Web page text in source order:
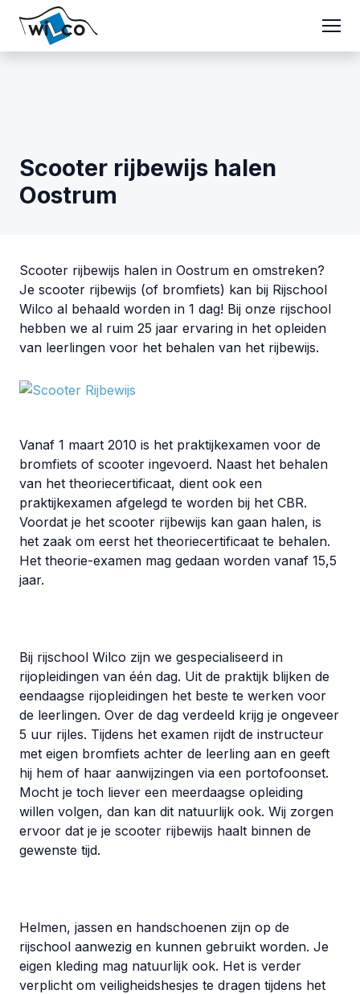
Scooter rijbewijs halen
Oostrum
Scooter rijbewijs halen in Oostrum en omstreken?
Je scooter rijbewijs (of bromfiets) kan bij Rijschool
Wilco al behaald worden in 1 dag! Bij onze rijschool
hebben we al ruim 25 jaar ervaring in het opleiden
van leerlingen voor het behalen van het rijbewijs.
Vanaf 1 maart 2010 is het praktijkexamen voor de
bromfiets of scooter ingevoerd. Naast het behalen
van het theoriecertificaat, dient ook een
praktijkexamen afgelegd te worden bij het CBR.
Voordat je het scooter rijbewijs kan gaan halen, is
het zaak om eerst het theoriecertificaat te behalen.
Het theorie-examen mag gedaan worden vanaf 15,5
jaar.
Bij rijschool Wilco zijn we gespecialiseerd in
rijopleidingen van één dag. Uit de praktijk blijken de
eendaagse rijopleidingen het beste te werken voor
de leerlingen. Over de dag verdeeld krijg je ongeveer
5 uur rijles. Tijdens het examen rijdt de instructeur
met eigen bromfiets achter de leerling aan en geeft
hij hem of haar aanwijzingen via een portofoonset.
Mocht je toch liever een meerdaagse opleiding
willen volgen, dan kan dit natuurlijk ook. Wij zorgen
ervoor dat je je scooter rijbewijs haalt binnen de
gewenste tijd.
Helmen, jassen en handschoenen zijn op de
rijschool aanwezig en kunnen gebruikt worden. Je
eigen kleding mag natuurlijk ook. Het is verder
verplicht om veiligheidshesjes te dragen tijdens het